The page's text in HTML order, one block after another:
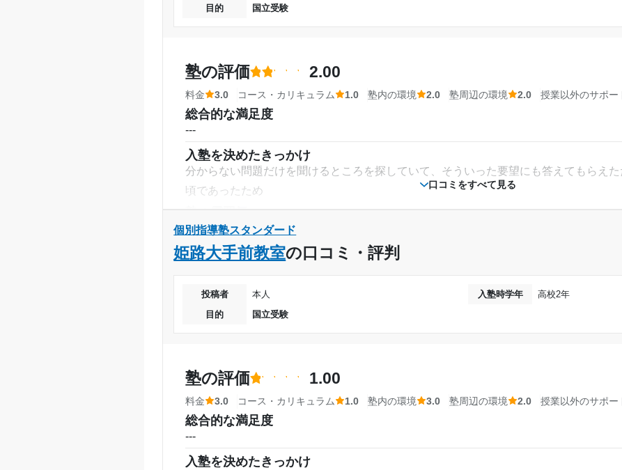
月額料金
目的の達成度 達成
試で理科系の科目を選択することも視野に入れ
標達成に繋がった。
※料金は口コミされた方が支払った金額の目安です。実際の料金とは異なる可能性がございますので、詳しくは塾にお問い合わ
塾内の環境
塾周辺の環境
駅が近く、少し遠くても通塾ができる。また、学校帰りに塾に行き、電車の時間に合わ
コンビニが近く、空き時間などに小腹が空いたら食べ物を買いに行ける。
授業以外のサポート
日以降にしてもらうような感じだった。 高校生は参考書などを使って大学受験の対策
用がかかる。
利用詳細
通塾期間
入塾時の学年 高校2年
受講コース
月額料金 10,000円〜30,000円
目的の達成度
目的の達成理由
口コミをすべて見る
目的
国立受験
塾の評価 2.00
料金 3.0 コース・カリキュラム 1.0 塾内の環境 2.0 塾周辺の環境 2.0 授業以外のサポー
総合的な満足度
---
入塾を決めたきっかけ
分からない問題だけを聞けるところを探していて、そういった要望にも答えてもらえ
頃であったため
---
料金
コース・カリキュラム
特にこれといったコースを覚えていないのですが、他の塾のコースを知らなかったため
---
塾内の環境
机や暖房はあるし他の塾を知らないので気になりませんでした。私の塾の利用の仕方か
なかったと思います。
塾周辺の環境
個別指導塾スタンダード
姫路大手前教室の口コミ・評判
投稿者 本人 入塾時学年
高校2年
目的
国立受験
塾の評価 1.00
料金 3.0 コース・カリキュラム 1.0 塾内の環境 3.0 塾周辺の環境 2.0 授業以外のサポー
総合的な満足度
---
入塾を決めたきっかけ